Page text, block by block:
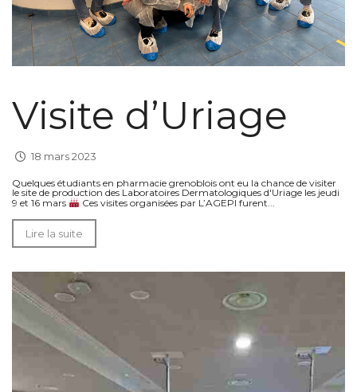
Visite d’Uriage
18 mars 2023
Quelques étudiants en pharmacie grenoblois ont eu la chance de visiter
le site de production des Laboratoires Dermatologiques d'Uriage les jeudi
9 et 16 mars
Ces visites organisées par L’AGEPI furent...
Lire la suite